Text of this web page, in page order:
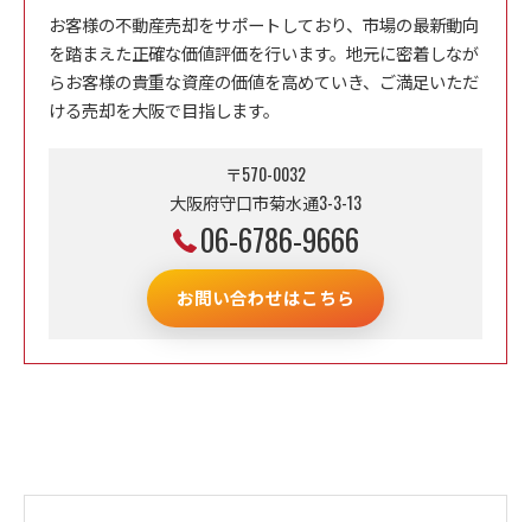
お客様の不動産売却をサポートしており、市場の最新動向
を踏まえた正確な価値評価を行います。地元に密着しなが
らお客様の貴重な資産の価値を高めていき、ご満足いただ
ける売却を大阪で目指します。
〒570-0032
大阪府守口市菊水通3-3-13
06-6786-9666
お問い合わせはこちら